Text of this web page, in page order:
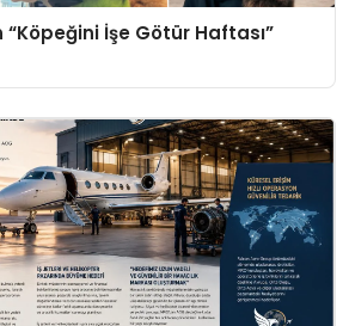
“Köpeğini İşe Götür Haftası”